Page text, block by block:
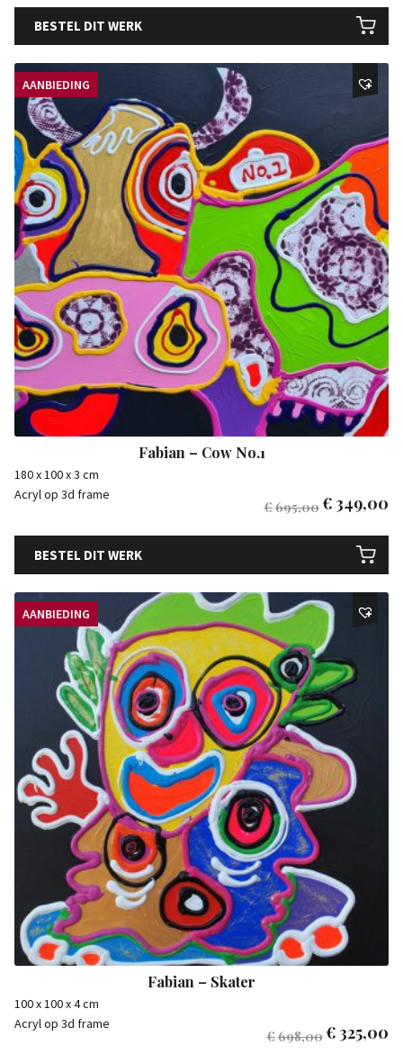
BESTEL DIT WERK
AANBIEDING
Fabian – Cow No.1
180 x 100 x 3 cm
Acryl op 3d frame
€695,00€ 349,00
BESTEL DIT WERK
AANBIEDING
Fabian – Skater
100 x 100 x 4 cm
Acryl op 3d frame
€698,00€ 325,00